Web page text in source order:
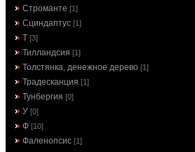
Строманте [1]
Сциндаптус [1]
Т [3]
Тилландсия [1]
Толстянка, денежное дерево [1]
Традесканция [1]
Тунбергия [0]
У [0]
Ф [10]
Фаленопсис [1]